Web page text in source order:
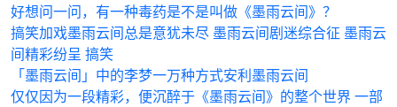
好想问一问，有一种毒药是不是叫做《墨雨云间》？
搞笑加戏墨雨云间总是意犹未尽 墨雨云间剧迷综合征 墨雨云
间精彩纷呈 搞笑
「墨雨云间」中的李梦一万种方式安利墨雨云间
仅仅因为一段精彩，便沉醉于《墨雨云间》的整个世界 一部